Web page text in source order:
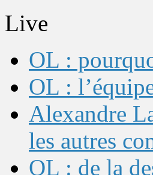
Live
OL :
OL :
Alexandre
les autres
OL : de la